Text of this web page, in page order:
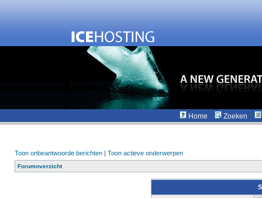
Home Zoeken
Toon onbeantwoorde berichten | Toon actieve onderwerpen
Forumoverzicht